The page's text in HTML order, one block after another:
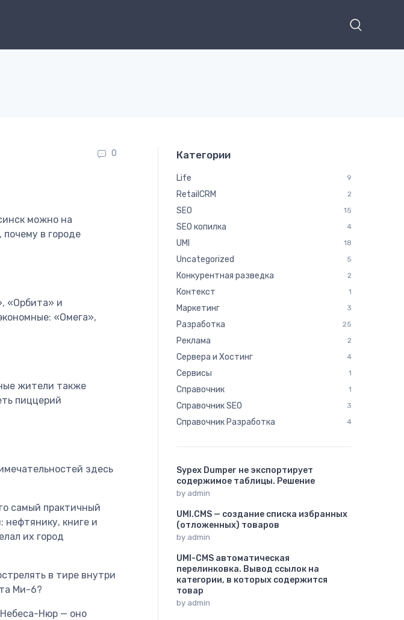
0
можно на
в городе
«Орбита» и
«Омега»,
жители также
пиццерий
здесь
самый практичный
нефтянику, книге и
их город
в тире внутри
Ми-6?
Небеса-Нюр — оно
Категории
Life 9
RetailCRM 2
SEO 15
SEO копилка 4
UMI 18
Uncategorized 5
Конкурентная разведка 2
Контекст 1
Маркетинг 3
Разработка 25
Реклама 2
Сервера и Хостинг 4
Сервисы 1
Справочник 1
Справочник SEO 3
Справочник Разработка 4
Sypex Dumper не экспортирует
содержимое таблицы. Решение
by admin
UMI.CMS — создание списка избранных
(отложенных) товаров
by admin
UMI-CMS автоматическая
перелинковка. Вывод ссылок на
категории, в которых содержится
товар
by admin